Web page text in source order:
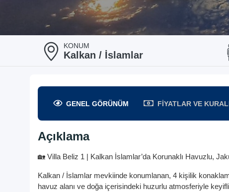
KONUM
Kalkan / İslamlar
GENEL GÖRÜNÜM FIYATLAR VE
Açıklama
🏡 Villa Beliz 1 | Kalkan İslamlar’da Korunaklı Havuzlu,
Kalkan / İslamlar mevkiinde konumlanan, 4 kişilik
havuz alanı ve doğa içerisindeki huzurlu atmosferiyle